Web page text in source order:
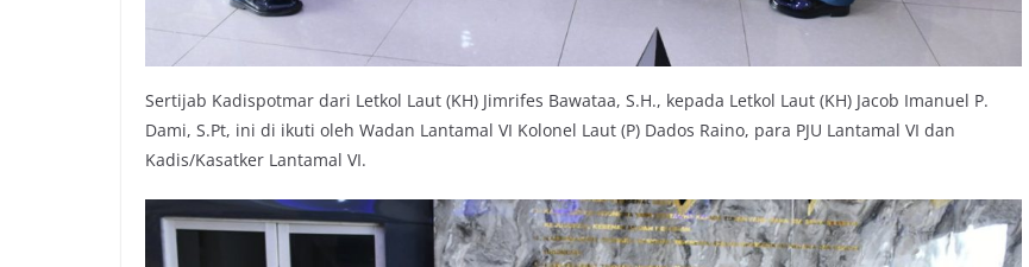
Sertijab Kadispotmar dari Letkol Laut (KH) Jimrifes Bawataa, S.H., kepada Letkol Laut (KH) Jacob Imanuel P.
Dami, S.Pt, ini di ikuti oleh Wadan Lantamal VI Kolonel Laut (P) Dados Raino, para PJU Lantamal VI dan
Kadis/Kasatker Lantamal VI.